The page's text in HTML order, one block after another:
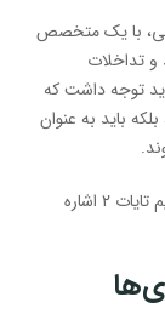
با یک متخصص
تداخلات
توجه داشت که
باید به عنوان
در قسمتی از مقاله به نمونه رژیم تایات 1 و نمونه رژیم تایات 2 اشاره